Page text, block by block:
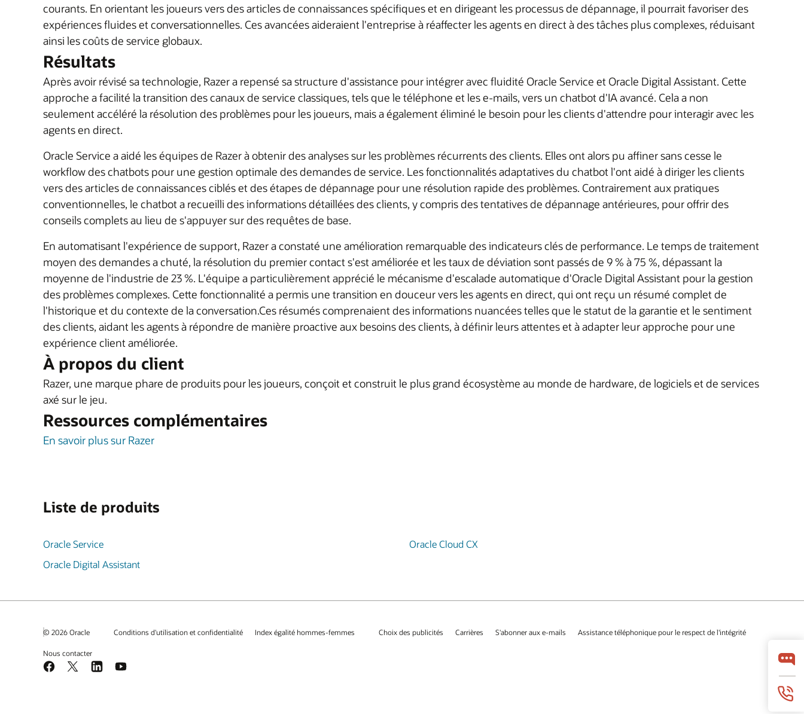
courants. En orientant les joueurs vers des articles de connaissances spécifiques et en dirigeant les processus de dépannage, il pourrait favoriser des
expériences fluides et conversationnelles. Ces avancées aideraient l'entreprise à réaffecter les agents en direct à des tâches plus complexes, réduisant
ainsi les coûts de service globaux.
Résultats
Après avoir révisé sa technologie, Razer a repensé sa structure d'assistance pour intégrer avec fluidité Oracle Service et Oracle Digital Assistant. Cette
approche a facilité la transition des canaux de service classiques, tels que le téléphone et les e-mails, vers un chatbot d'IA avancé. Cela a non
seulement accéléré la résolution des problèmes pour les joueurs, mais a également éliminé le besoin pour les clients d'attendre pour interagir avec les
agents en direct.
Oracle Service a aidé les équipes de Razer à obtenir des analyses sur les problèmes récurrents des clients. Elles ont alors pu affiner sans cesse le
workflow des chatbots pour une gestion optimale des demandes de service. Les fonctionnalités adaptatives du chatbot l'ont aidé à diriger les clients
vers des articles de connaissances ciblés et des étapes de dépannage pour une résolution rapide des problèmes. Contrairement aux pratiques
conventionnelles, le chatbot a recueilli des informations détaillées des clients, y compris des tentatives de dépannage antérieures, pour offrir des
conseils complets au lieu de s'appuyer sur des requêtes de base.
En automatisant l'expérience de support, Razer a constaté une amélioration remarquable des indicateurs clés de performance. Le temps de traitement
moyen des demandes a chuté, la résolution du premier contact s'est améliorée et les taux de déviation sont passés de 9 % à 75 %, dépassant la
moyenne de l'industrie de 23 %. L'équipe a particulièrement apprécié le mécanisme d'escalade automatique d'Oracle Digital Assistant pour la gestion
des problèmes complexes. Cette fonctionnalité a permis une transition en douceur vers les agents en direct, qui ont reçu un résumé complet de
l'historique et du contexte de la conversation.Ces résumés comprenaient des informations nuancées telles que le statut de la garantie et le sentiment
des clients, aidant les agents à répondre de manière proactive aux besoins des clients, à définir leurs attentes et à adapter leur approche pour une
expérience client améliorée.
À propos du client
Razer, une marque phare de produits pour les joueurs, conçoit et construit le plus grand écosystème au monde de hardware, de logiciels et de services
axé sur le jeu.
Ressources complémentaires
En savoir plus sur Razer
Liste de produits
Oracle Service
Oracle Digital Assistant
Oracle Cloud CX
© 2026 Oracle Conditions d'utilisation et confidentialité Index égalité hommes-femmes Choix des publicités Carrières S'abonner aux e-mails Assistance téléphonique pour le respect de l'intégrité
Nous contacter
Facebook
X LinkedInYouTube